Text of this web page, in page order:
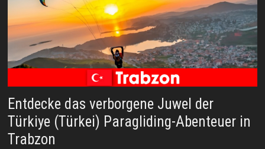
Entdecke das verborgene Juwel der
Türkiye (Türkei) Paragliding-Abenteuer in
Trabzon